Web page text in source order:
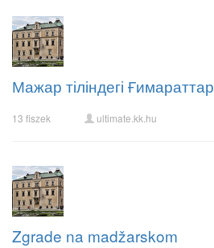
Мажар тіліндегі Ғимараттар
13 fiszek ultimate.kk.hu
Zgrade na madžarskom